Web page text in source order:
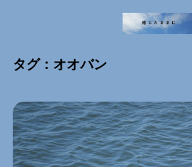
タグ：オオバン